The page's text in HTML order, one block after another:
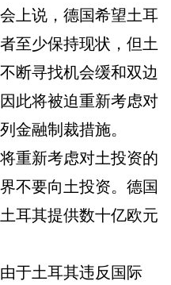
上说，德国希望土耳
至少保持现状，但土
断寻找机会缓和双边
此将被迫重新考虑对
金融制裁措施。
新考虑对土投资的
不要向土投资。德国
耳其提供数十亿欧元
土耳其违反国际